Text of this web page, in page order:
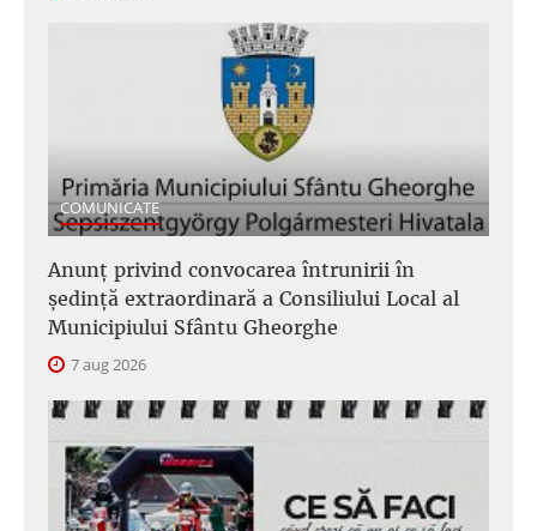
COMUNICATE
Anunţ privind convocarea întrunirii în
şedinţă extraordinară a Consiliului Local al
Municipiului Sfântu Gheorghe
7 aug 2026